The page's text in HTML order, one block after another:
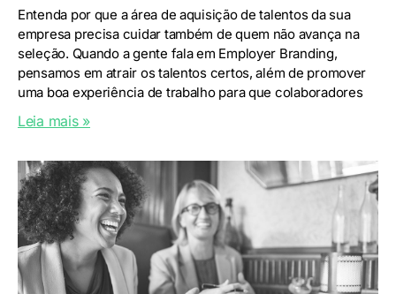
Entenda por que a área de aquisição de talentos da sua
empresa precisa cuidar também de quem não avança na
seleção. Quando a gente fala em Employer Branding,
pensamos em atrair os talentos certos, além de promover
uma boa experiência de trabalho para que colaboradores
Leia mais »